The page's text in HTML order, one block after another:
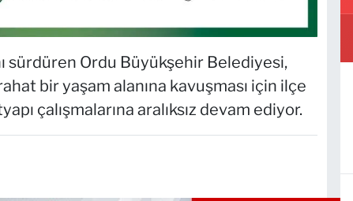
sürdüren Ordu Büyükşehir Belediyesi,
bir yaşam alanına kavuşması için ilçe
çalışmalarına aralıksız devam ediyor.